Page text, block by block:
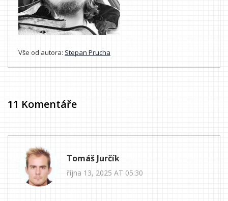
Vše od autora: Stepan Prucha
11 Komentáře
Tomáš Jurčík
října 13, 2025 AT 05:30